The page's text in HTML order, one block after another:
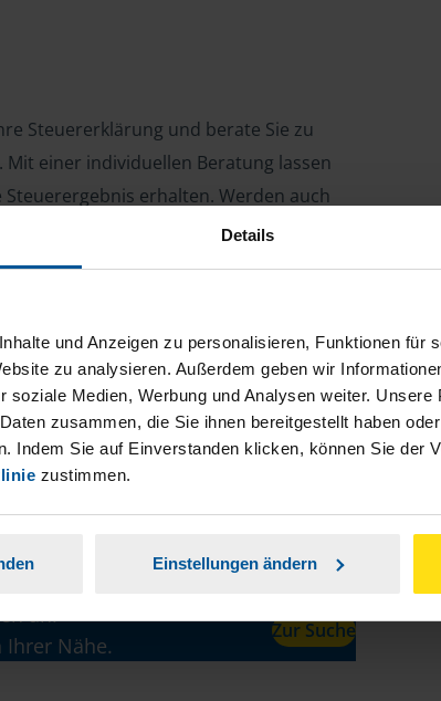
Details
und Anzeigen zu personalisieren, Funktionen für
zu analysieren. Außerdem geben wir
soziale Medien, Werbung und Analysen weiter.
zusammen, die Sie ihnen bereitgestellt haben
Indem Sie auf Einverstanden klicken, können Sie der
zustimmen.
Einstellungen ändern
Steuererklärung und berate Sie zu
Mit einer individuellen Beratung lassen
erhalten. Werden auch
profitieren Sie von unseren
von 39 Euro. Rufen Sie mich
für Arbeitnehmer, Beamte, Auszubildende,
(StBerG). Auch bei Einkünften
der geeignete Dienstleister für Sie.
Tätigkeit und umsatzsteuerpflichtigen
an.
Nähe.
Zur Suche